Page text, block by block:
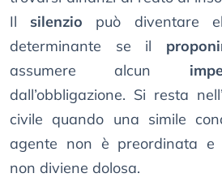
Il silenzio può diventare
determinante se il
assumere alcun
dall’obbligazione. Si resta
civile quando una simile
agente non è preordinata e
non diviene dolosa.